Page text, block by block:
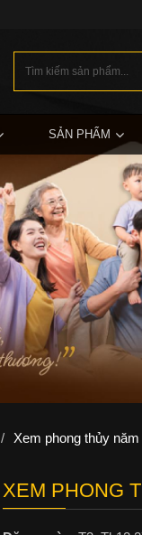
SẢN PHẨM
/ Xem phong thủy
XEM PHONG